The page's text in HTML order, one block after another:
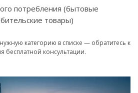
потребления (бытовые
товары)
категорию в списке — обратитесь к
консультации.